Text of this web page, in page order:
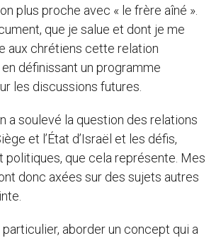
plus proche avec « le frère aîné ».
que je salue et dont je me
aux chrétiens cette relation
définissant un programme
les discussions futures.
a soulevé la question des relations
et l’État d’Israël et les défis,
politiques, que cela représente. Mes
donc axées sur des sujets autres
aborder un concept qui a